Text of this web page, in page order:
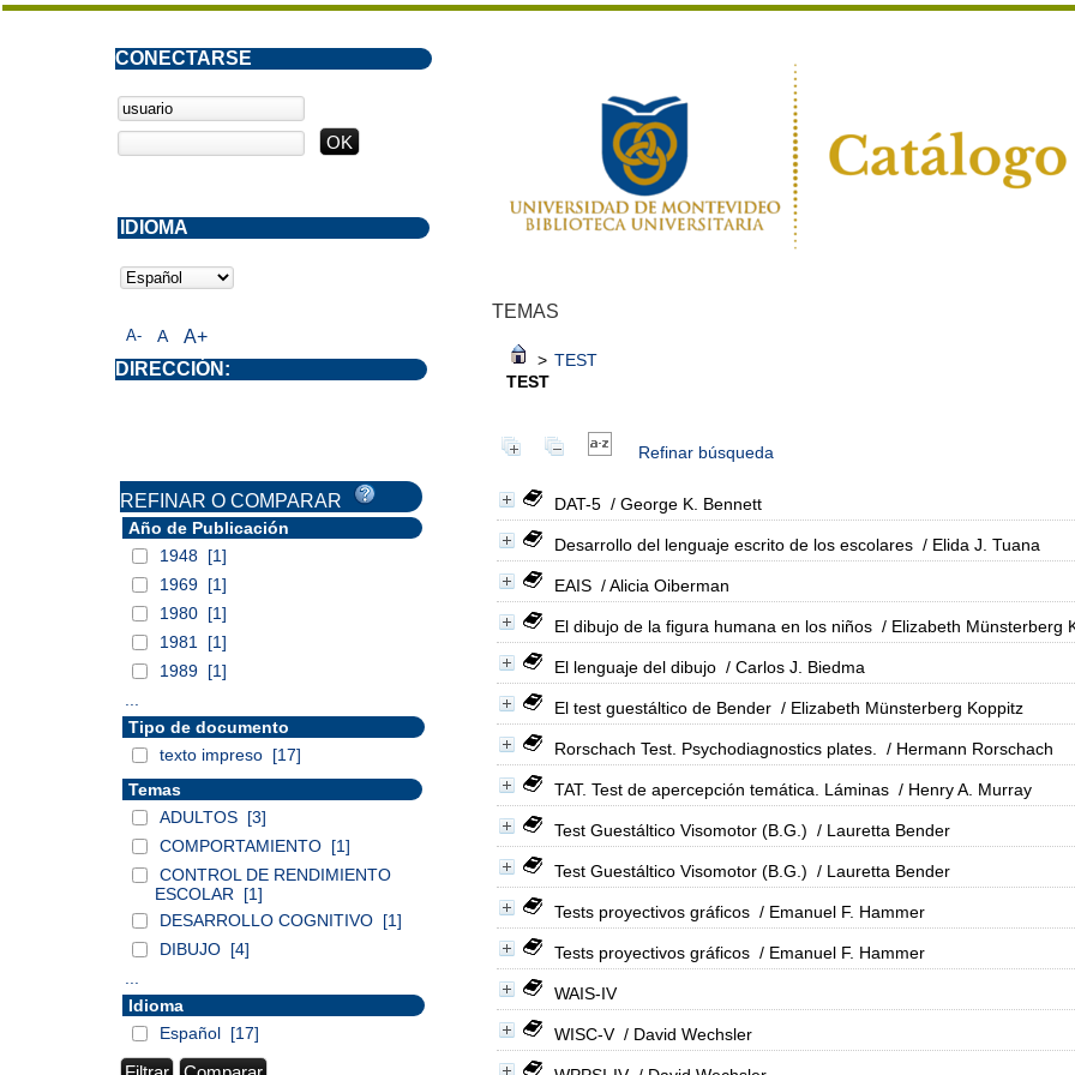
TEMAS
> TEST
TEST
Refinar búsqueda
DAT-5 / George K. Bennett
Desarrollo del lenguaje escrito de los escolares / Elida J. Tuana
EAIS / Alicia Oiberman
El dibujo de la figura humana en los niños / Elizabeth Münsterberg
El lenguaje del dibujo / Carlos J. Biedma
El test guestáltico de Bender / Elizabeth Münsterberg Koppitz
Rorschach Test. Psychodiagnostics plates. / Hermann Rorschach
TAT. Test de apercepción temática. Láminas / Henry A. Murray
Test Guestáltico Visomotor (B.G.) / Lauretta Bender
Test Guestáltico Visomotor (B.G.) / Lauretta Bender
Tests proyectivos gráficos / Emanuel F. Hammer
Tests proyectivos gráficos / Emanuel F. Hammer
WAIS-IV
WISC-V / David Wechsler
A- A A+
CONECTARSE
DIRECCIÓN:
IDIOMA
REFINAR O COMPARAR
Año de Publicación
1948 [1]
1969 [1]
1980 [1]
1981
[1]
1989 [1]
Tipo de documento
texto impreso [17]
Temas
ADULTOS [3]
COMPORTAMIENTO [1]
CONTROL DE RENDIMIENTO
ESCOLAR
[1]
DESARROLLO COGNITIVO [1]
DIBUJO [4]
Idioma
Español [17]